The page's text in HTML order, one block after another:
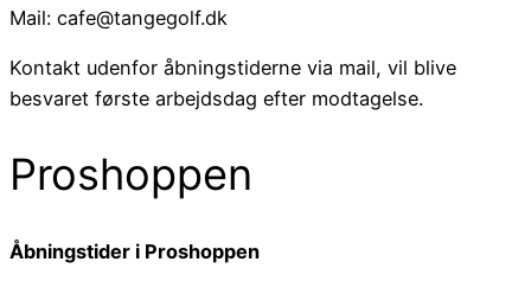
Mail: cafe@tangegolf.dk
Kontakt udenfor åbningstiderne via mail, vil blive
besvaret første arbejdsdag efter modtagelse.
Proshoppen
Åbningstider i Proshoppen